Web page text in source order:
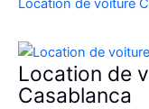
Diesel
à
Casablanca
Location de voiture
Location de
Casablanca